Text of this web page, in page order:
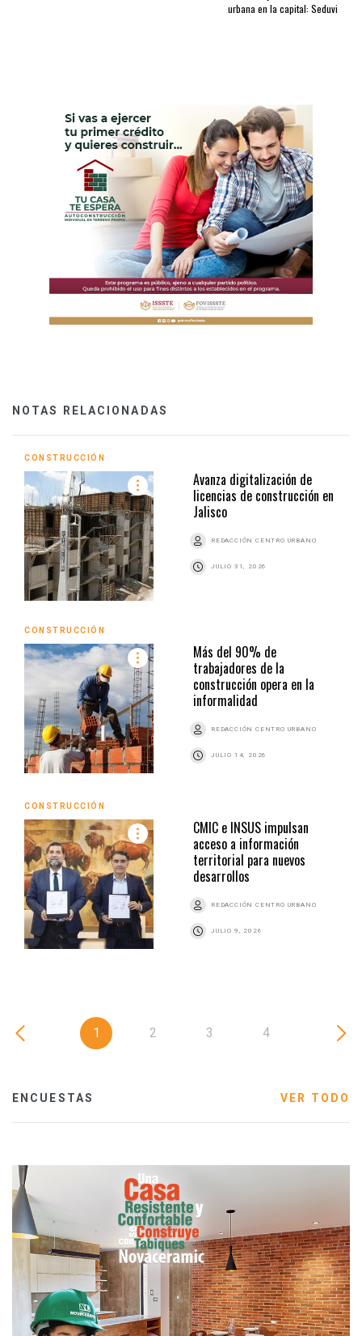
urbana en la capital: Seduvi
NOTAS RELACIONADAS
CONSTRUCCIÓN
Avanza digitalización de
licencias de construcción en
Jalisco
REDACCIÓN CENTRO URBANO
JULIO 31, 2026
CONSTRUCCIÓN
Más del 90% de
trabajadores de la
construcción opera en la
informalidad
REDACCIÓN CENTRO URBANO
JULIO 14, 2026
CONSTRUCCIÓN
CMIC e INSUS impulsan
acceso a información
territorial para nuevos
desarrollos
REDACCIÓN CENTRO URBANO
JULIO 9, 2026
1 2 3 4
ENCUESTAS VER TODO